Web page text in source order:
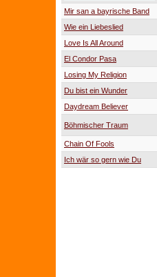
Mir san a bayrische Band
Wie ein Liebeslied
Love Is All Around
El Condor Pasa
Losing My Religion
Du bist ein Wunder
Daydream Believer
Böhmischer Traum
Chain Of Fools
Ich wär so gern wie Du